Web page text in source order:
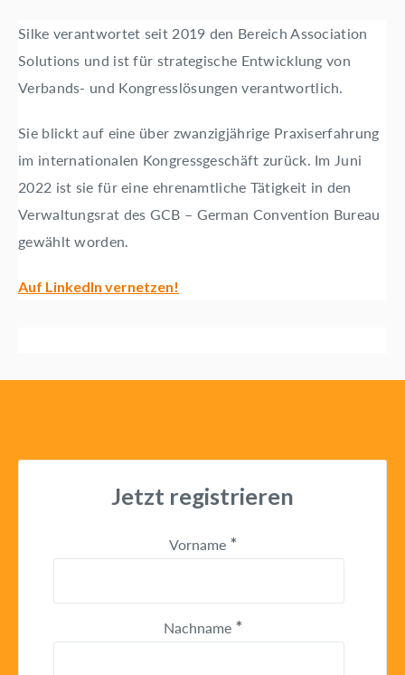
Silke verantwortet seit 2019 den Bereich Association
Solutions und ist für strategische Entwicklung von
Verbands- und Kongresslösungen verantwortlich.
Sie blickt auf eine über zwanzigjährige Praxiserfahrung
im internationalen Kongressgeschäft zurück. Im Juni
2022 ist sie für eine ehrenamtliche Tätigkeit in den
Verwaltungsrat des GCB – German Convention Bureau
gewählt worden.
Auf LinkedIn vernetzen!
Jetzt registrieren
Vorname *
Nachname *